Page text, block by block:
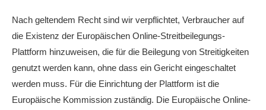
Nach geltendem Recht sind wir verpflichtet, Verbraucher auf
die Existenz der Europäischen Online-Streitbeilegungs-
Plattform hinzuweisen, die für die Beilegung von Streitigkeiten
genutzt werden kann, ohne dass ein Gericht eingeschaltet
werden muss. Für die Einrichtung der Plattform ist die
Europäische Kommission zuständig. Die Europäische Online-